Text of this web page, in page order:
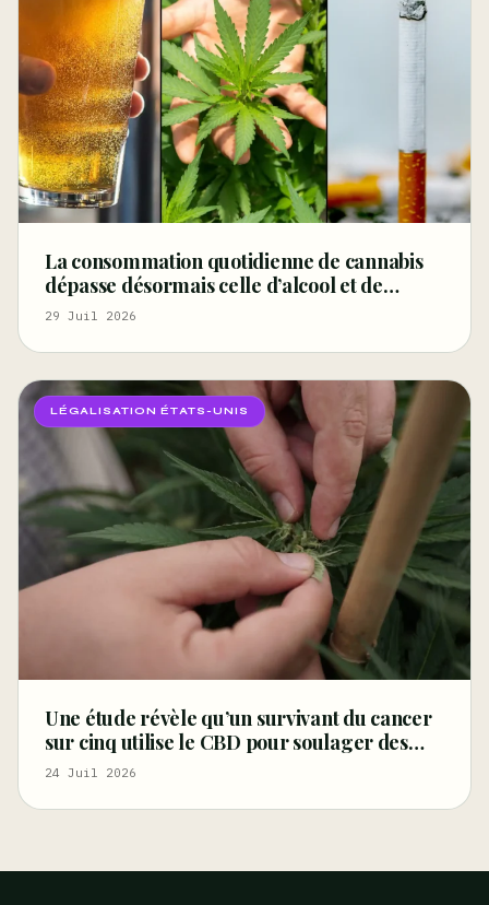
La consommation quotidienne de cannabis
dépasse désormais celle d’alcool et de
cigarettes, selon un rapport fédéral –
29 Juil 2026
LÉGALISATION ÉTATS-UNIS
Une étude révèle qu’un survivant du cancer
sur cinq utilise le CBD pour soulager des
symptômes tels que la douleur, les troubles
Moment
24 Juil 2026